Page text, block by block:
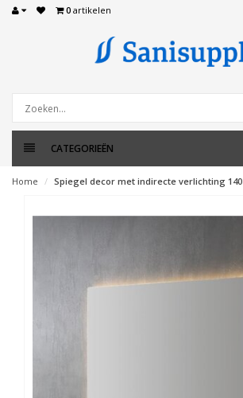
0 artikelen
CATEGORIEËN
Home Spiegel decor met indirecte verlichting 140